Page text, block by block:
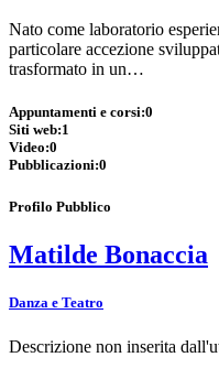
Nato come laboratorio
particolare accezione
trasformato in un…
Appuntamenti e corsi:0
Siti web:1
Video:0
Pubblicazioni:0
Profilo Pubblico
Matilde Bonaccia
Danza e Teatro
Descrizione non inserita